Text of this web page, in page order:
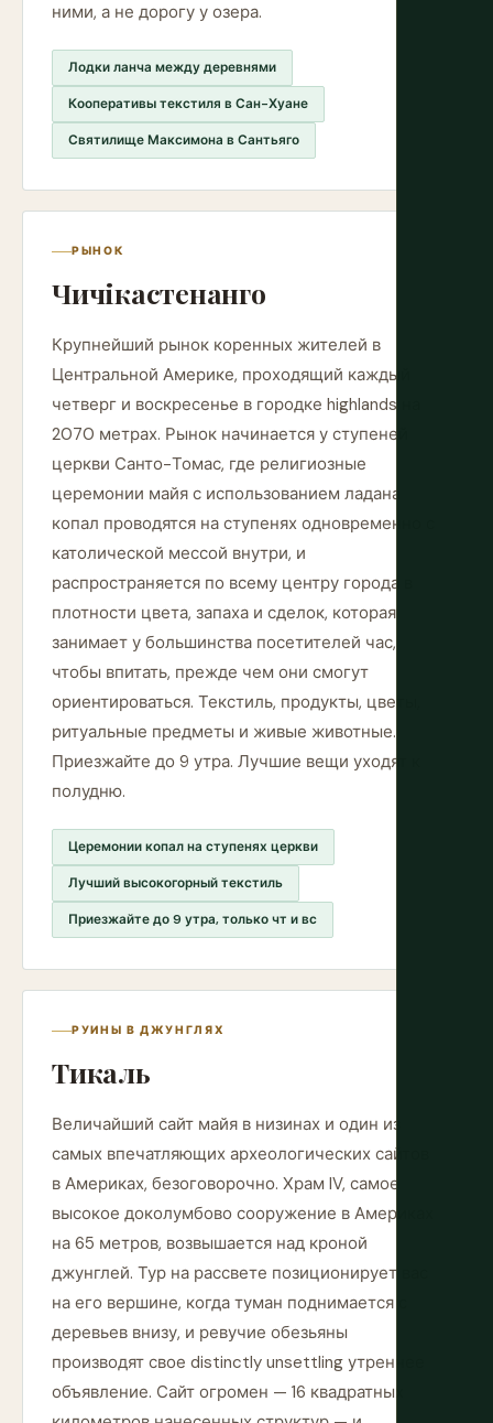
ними, а не дорогу у озера.
Лодки ланча между деревнями
Кооперативы текстиля в Сан-Хуане
Святилище Максимона в Сантьяго
РЫНОК
Чичікастенанго
Крупнейший рынок коренных жителей в
Центральной Америке, проходящий каждый
четверг и воскресенье в городке highlands на
2070 метрах. Рынок начинается у ступеней
церкви Санто-Томас, где религиозные
церемонии майя с использованием ладана
копал проводятся на ступенях одновременно с
католической мессой внутри, и
распространяется по всему центру города в
плотности цвета, запаха и сделок, которая
занимает у большинства посетителей час,
чтобы впитать, прежде чем они смогут
ориентироваться. Текстиль, продукты, цветы,
ритуальные предметы и живые животные.
Приезжайте до 9 утра. Лучшие вещи уходят к
полудню.
Церемонии копал на ступенях церкви
Лучший высокогорный текстиль
Приезжайте до 9 утра, только чт и вс
РУИНЫ В ДЖУНГЛЯХ
Тикаль
Величайший сайт майя в низинах и один из
самых впечатляющих археологических сайтов
в Америках, безоговорочно. Храм IV, самое
высокое доколумбово сооружение в Америках
на 65 метров, возвышается над кроной
джунглей. Тур на рассвете позиционирует вас
на его вершине, когда туман поднимается с
деревьев внизу, и ревучие обезьяны
производят свое distinctly unsettling утреннее
объявление. Сайт огромен — 16 квадратных